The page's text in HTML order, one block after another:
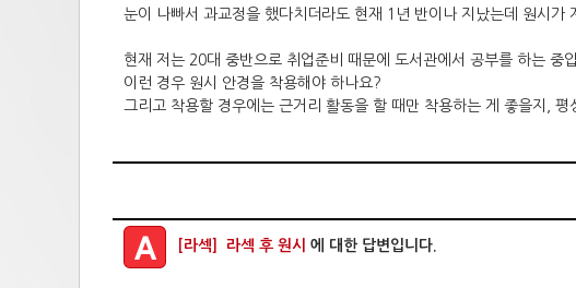
눈이 나빠서 과교정을 했다치더라도 현재 1년 반이나 지났는데 원시가
현재 저는 20대 중반으로 취업준비 때문에 도서관에서 공부를 하는 중
이런 경우 원시 안경을 착용해야 하나요?
그리고 착용할 경우에는 근거리 활동을 할 때만 착용하는 게 좋을지,
[라섹] 라섹 후 원시 에 대한 답변입니다.